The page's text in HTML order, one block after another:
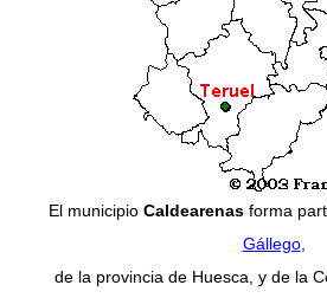
El municipio Caldearenasforma
Gállego,
de la provincia de Huesca, y de la